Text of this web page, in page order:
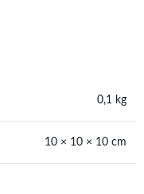
0,1 kg
10 × 10 × 10 cm